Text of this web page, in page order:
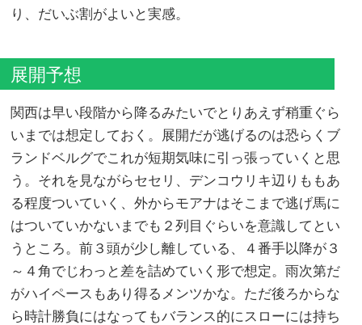
り、だいぶ割がよいと実感。
展開予想
関西は早い段階から降るみたいでとりあえず稍重ぐら
いまでは想定しておく。展開だが逃げるのは恐らくブ
ランドベルグでこれが短期気味に引っ張っていくと思
う。それを見ながらセセリ、デンコウリキ辺りももあ
る程度ついていく、外からモアナはそこまで逃げ馬に
はついていかないまでも２列目ぐらいを意識してとい
うところ。前３頭が少し離している、４番手以降が３
～４角でじわっと差を詰めていく形で想定。雨次第だ
がハイペースもあり得るメンツかな。ただ後ろからな
ら時計勝負にはなってもバランス的にスローには持ち